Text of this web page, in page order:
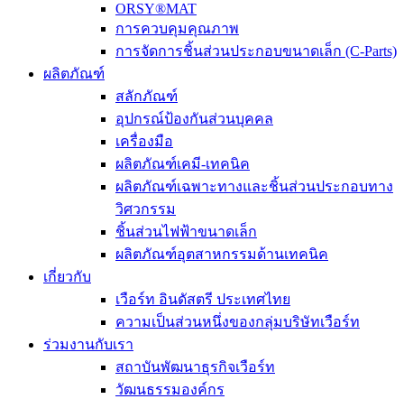
ORSY®MAT
การควบคุมคุณภาพ
การจัดการชิ้นส่วนประกอบขนาดเล็ก (C-Parts)
ผลิตภัณฑ์
สลักภัณฑ์
อุปกรณ์ป้องกันส่วนบุคคล
เครื่องมือ
ผลิตภัณฑ์เคมี-เทคนิค
ผลิตภัณฑ์เฉพาะทางและชิ้นส่วนประกอบทาง
วิศวกรรม
ชิ้นส่วนไฟฟ้าขนาดเล็ก
ผลิตภัณฑ์อุตสาหกรรมด้านเทคนิค
เกี่ยวกับ
เวือร์ท อินดัสตรี ประเทศไทย
ความเป็นส่วนหนึ่งของกลุ่มบริษัทเวือร์ท
ร่วมงานกับเรา
สถาบันพัฒนาธุรกิจเวือร์ท
วัฒนธรรมองค์กร